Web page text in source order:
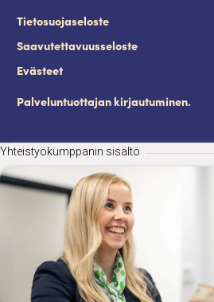
Tietosuojaseloste
Saavutettavuusseloste
Evästeet
Palveluntuottajan kirjautuminen.
Yhteistyökumppanin sisältö